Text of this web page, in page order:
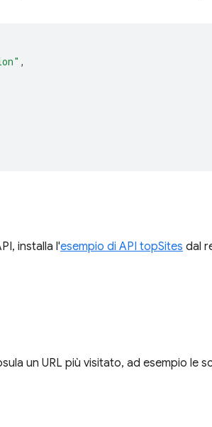
,
installa l'esempio di API topSites dal
un URL più visitato, ad esempio le